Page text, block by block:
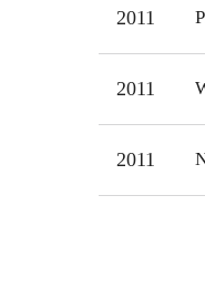
2011
2011
2011